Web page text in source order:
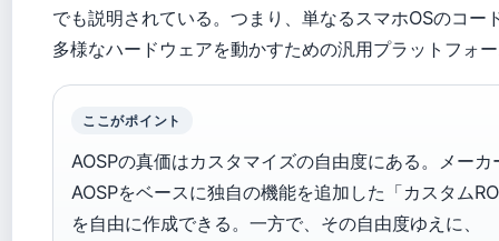
でも説明されている。つまり、単なるスマホOSのコー
多様なハードウェアを動かすための汎用プラットフォ
ここがポイント
AOSPの真価はカスタマイズの自由度にある。メー
AOSPをベースに独自の機能を追加した「カスタム
を自由に作成できる。一方で、その自由度ゆえに、